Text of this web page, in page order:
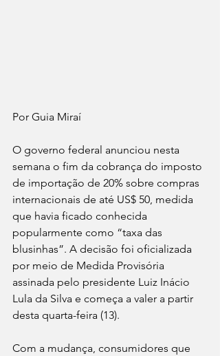
Por Guia Miraí
O governo federal anunciou nesta
semana o fim da cobrança do imposto
de importação de 20% sobre compras
internacionais de até US$ 50, medida
que havia ficado conhecida
popularmente como “taxa das
blusinhas”. A decisão foi oficializada
por meio de Medida Provisória
assinada pelo presidente Luiz Inácio
Lula da Silva e começa a valer a partir
desta quarta-feira (13).
Com a mudança, consumidores que